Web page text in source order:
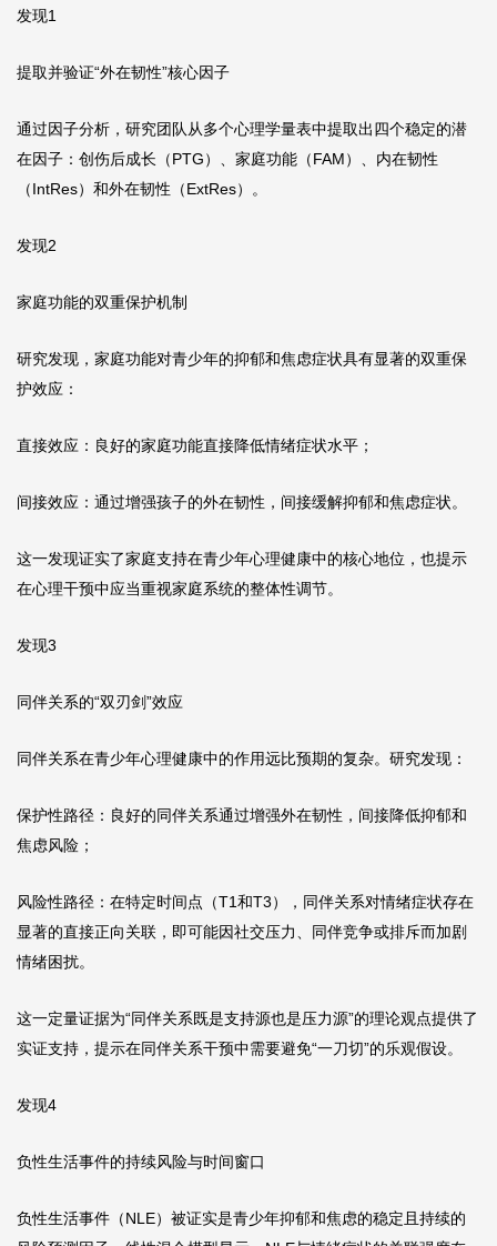
发现1
提取并验证“外在韧性”核心因子
通过因子分析，研究团队从多个心理学量表中提取出四个稳定的潜
在因子：创伤后成长（PTG）、家庭功能（FAM）、内在韧性
（IntRes）和外在韧性（ExtRes）。
发现2
家庭功能的双重保护机制
研究发现，家庭功能对青少年的抑郁和焦虑症状具有显著的双重保
护效应：
直接效应：良好的家庭功能直接降低情绪症状水平；
间接效应：通过增强孩子的外在韧性，间接缓解抑郁和焦虑症状。
这一发现证实了家庭支持在青少年心理健康中的核心地位，也提示
在心理干预中应当重视家庭系统的整体性调节。
发现3
同伴关系的“双刃剑”效应
同伴关系在青少年心理健康中的作用远比预期的复杂。研究发现：
保护性路径：良好的同伴关系通过增强外在韧性，间接降低抑郁和
焦虑风险；
风险性路径：在特定时间点（T1和T3），同伴关系对情绪症状存在
显著的直接正向关联，即可能因社交压力、同伴竞争或排斥而加剧
情绪困扰。
这一定量证据为“同伴关系既是支持源也是压力源”的理论观点提供了
实证支持，提示在同伴关系干预中需要避免“一刀切”的乐观假设。
发现4
负性生活事件的持续风险与时间窗口
负性生活事件（NLE）被证实是青少年抑郁和焦虑的稳定且持续的